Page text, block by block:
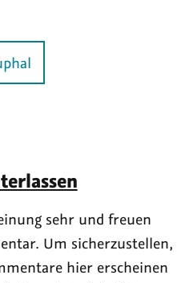
sehr und freuen
Um sicherzustellen,
hier erscheinen